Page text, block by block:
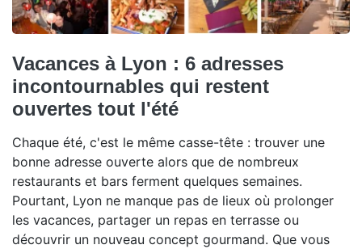
Vacances à Lyon : 6 adresses
incontournables qui restent
ouvertes tout l'été
Chaque été, c'est le même casse-tête : trouver une
bonne adresse ouverte alors que de nombreux
restaurants et bars ferment quelques semaines.
Pourtant, Lyon ne manque pas de lieux où prolonger
les vacances, partager un repas en terrasse ou
découvrir un nouveau concept gourmand. Que vous